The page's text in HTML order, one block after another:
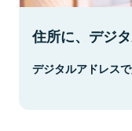
住所に、デジ
デジタルアドレス